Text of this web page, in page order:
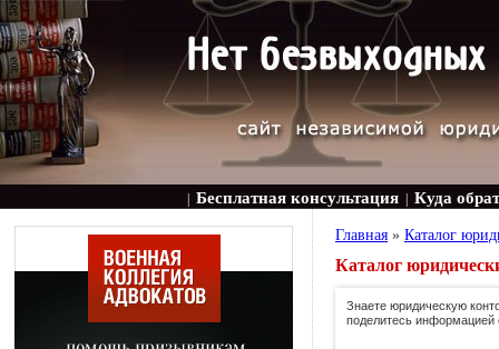
Бесплатная консультация Куда
Главная » Каталог
Каталог
Знаете юридическую
поделитесь информацией